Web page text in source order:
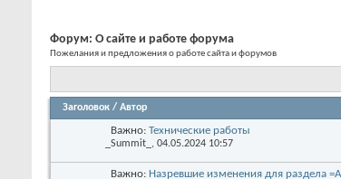
Форум: О сайте и работе форума
Пожелания и предложения о работе сайта и форумов
Заголовок / Автор
Важно:Технические работы
_Summit_, 04.05.2024 10:57
Важно:Назревшие изменения для раздела